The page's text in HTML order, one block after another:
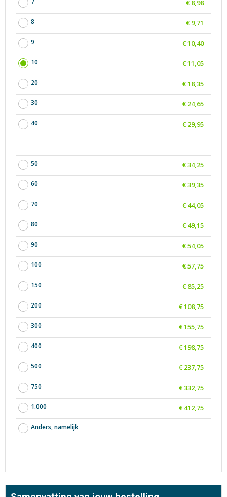
8
9
10
20
30
40
€ 8,98
€ 9,71
€ 10,40
€ 11,05
€ 18,35
€ 24,65
€ 29,95
50
60
70
80
90
100
150
200
300
400
500
750
1.000
Anders, namelijk
€ 34,25
€ 39,35
€ 44,05
€ 49,15
€ 54,05
€ 57,75
€ 85,25
€ 108,75
€ 155,75
€ 198,75
€ 237,75
€ 332,75
€ 412,75